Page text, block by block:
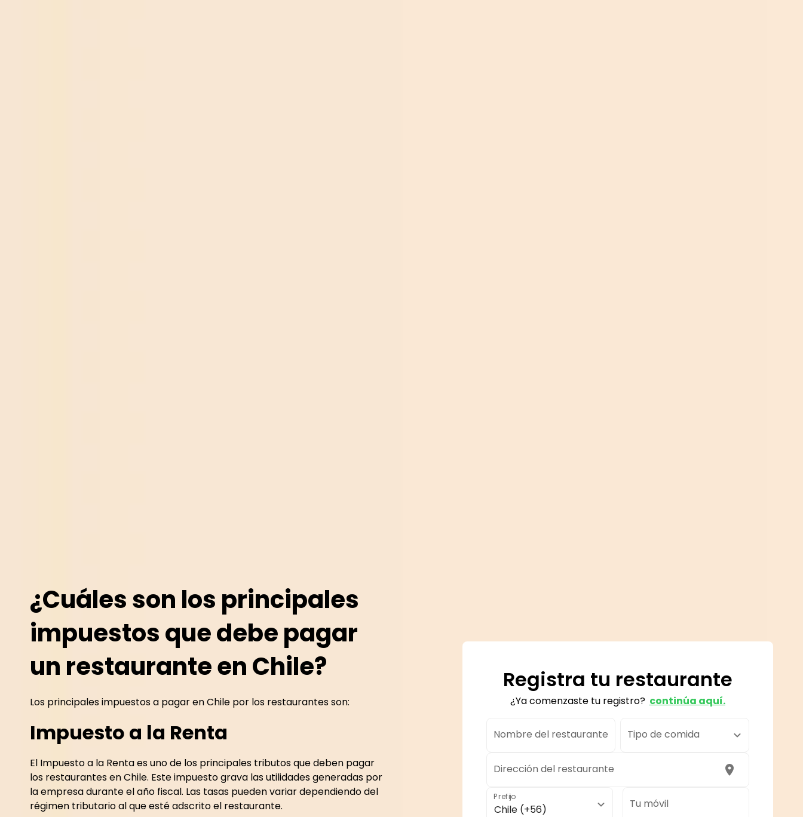
¿Cuáles son los principales
impuestos que debe pagar
un restaurante en Chile?
Los principales impuestos a pagar en Chile por los restaurantes son:
Impuesto a la Renta
El Impuesto a la Renta es uno de los principales tributos que deben pagar
los restaurantes en Chile. Este impuesto grava las utilidades generadas por
la empresa durante el año fiscal. Las tasas pueden variar dependiendo del
régimen tributario al que esté adscrito el restaurante.
Registra tu restaurante
¿Ya comenzaste tu registro? continúa aquí.
Nombre del restaurante Tipo de comida
Dirección del restaurante
Prefijo
Chile (+56) Tu móvil